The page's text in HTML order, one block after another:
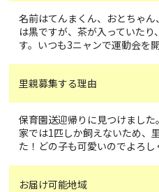
名前はてんまくん、おとちゃ
は黒ですが、茶が入っていた
す。いつも3ニャンで運動会を
里親募集する理由
保育園送迎帰りに見つけまし
家では1匹しか飼えないため、
た！どの子も可愛いのでよろし
お届け可能地域